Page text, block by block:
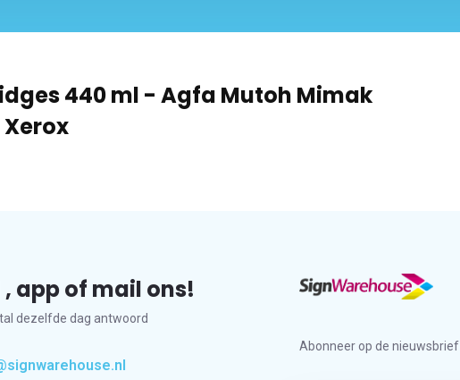
440 ml - Agfa Mutoh Mimak
, app of mail ons!
dezelfde dag antwoord
Abonneer op de nieuwsbrief